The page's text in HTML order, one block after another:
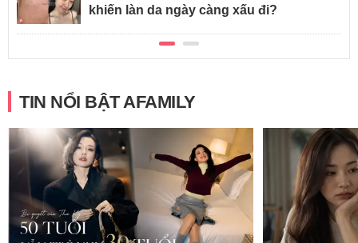
khiến làn da ngày càng xấu đi?
TIN NỔI BẬT AFAMILY